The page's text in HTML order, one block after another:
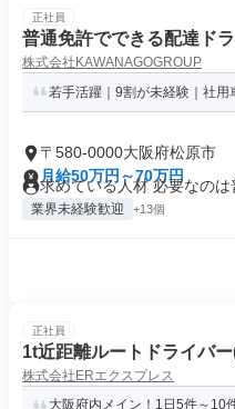
正社員
普通免許でできる配達ド
株式会社KAWANAGOGROUP
若手活躍｜9割が未経験｜社
〒580-0000大阪府松原市
月給50万円～70万円
求めている人材 必要なの
業界未経験歓迎 +13個
正社員
1t近距離ルートドライバ
株式会社ERエクスプレス
大阪府内メイン！1日5件～10